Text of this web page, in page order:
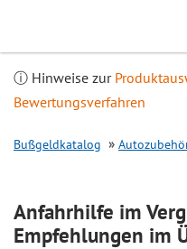
ⓘ Hinweise zur
Bewertungsverfahren
Bußgeldkatalog
Anfahrhilfe im
Empfehlungen im